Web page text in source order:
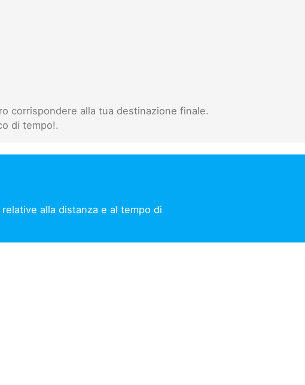
corrispondere alla tua destinazione finale.
di tempo!.
alla distanza e al tempo di